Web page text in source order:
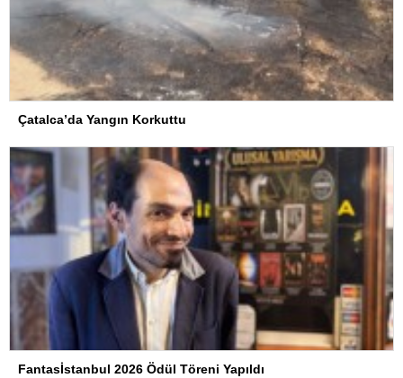
Çatalca’da Yangın Korkuttu
Fantasİstanbul 2026 Ödül Töreni Yapıldı